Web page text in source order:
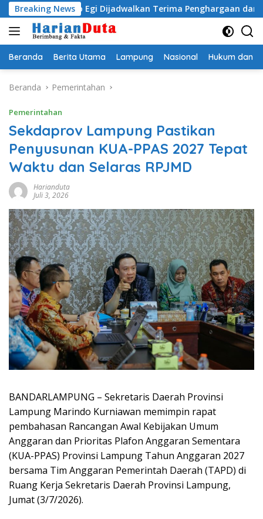
Langsung
ke
konten
Breaking News
Egi Dijadwalkan Terima Penghargaan dari HKBP
Beranda Berita Utama Lampung Nasional Hukum dan
Beranda Pemerintahan
Pemerintahan
Sekdaprov Lampung Pastikan
Penyusunan KUA-PPAS 2027 Tepat
Waktu dan Selaras RPJMD
Harianduta
Juli 3, 2026
BANDARLAMPUNG – Sekretaris Daerah Provinsi
Lampung Marindo Kurniawan memimpin rapat
pembahasan Rancangan Awal Kebijakan Umum
Anggaran dan Prioritas Plafon Anggaran Sementara
(KUA-PPAS) Provinsi Lampung Tahun Anggaran 2027
bersama Tim Anggaran Pemerintah Daerah (TAPD) di
Ruang Kerja Sekretaris Daerah Provinsi Lampung,
Jumat (3/7/2026).